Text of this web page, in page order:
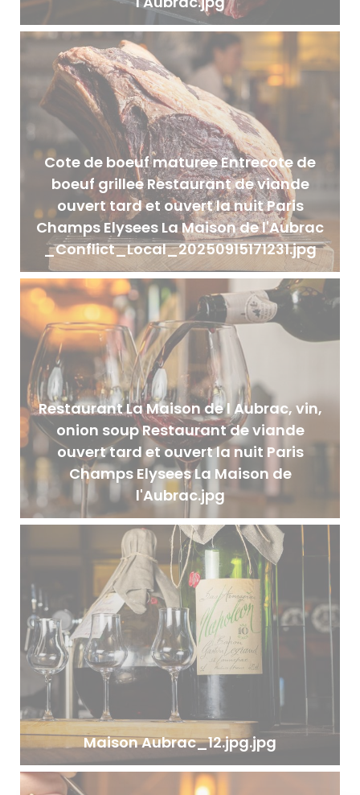
Cote de boeuf maturee Entrecote de
boeuf grillee Restaurant de viande
ouvert tard et ouvert la nuit Paris
Champs Elysees La Maison de l'Aubrac
_Conflict_Local_20250915171231.jpg
Restaurant La Maison de l Aubrac, vin,
onion soup Restaurant de viande
ouvert tard et ouvert la nuit Paris
Champs Elysees La Maison de
l'Aubrac.jpg
Maison Aubrac_12.jpg.jpg